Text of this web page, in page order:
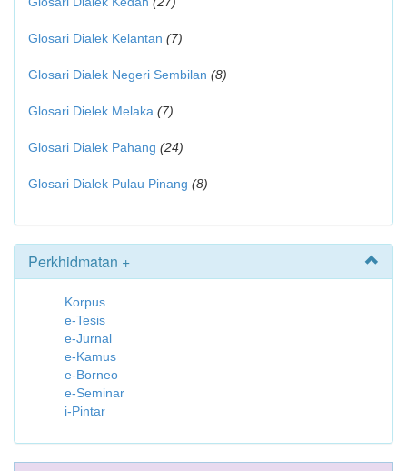
Glosari Dialek Kelantan (7)
Glosari Dialek Negeri Sembilan (8)
Glosari Dielek Melaka (7)
Glosari Dialek Pahang (24)
Glosari Dialek Pulau Pinang (8)
Perkhidmatan +
Korpus
e-Tesis
e-Jurnal
e-Kamus
e-Borneo
e-Seminar
i-Pintar